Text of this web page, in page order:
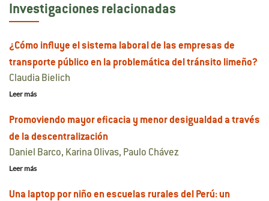
Investigaciones relacionadas
¿Cómo influye el sistema laboral de las empresas de
transporte público en la problemática del tránsito limeño?
Claudia Bielich
Leer más
Promoviendo mayor eficacia y menor desigualdad a través
de la descentralización
Daniel Barco, Karina Olivas, Paulo Chávez
Leer más
Una laptop por niño en escuelas rurales del Perú: un